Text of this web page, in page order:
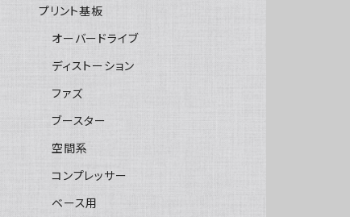
プリント基板
オーバードライブ
ディストーション
ファズ
ブースター
空間系
コンプレッサー
ベース用